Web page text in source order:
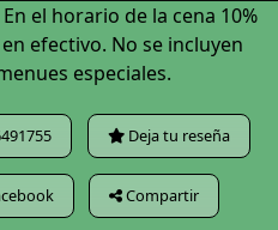
el horario de la cena 10%
efectivo. No se incluyen
especiales.
Deja tu reseña
Compartir